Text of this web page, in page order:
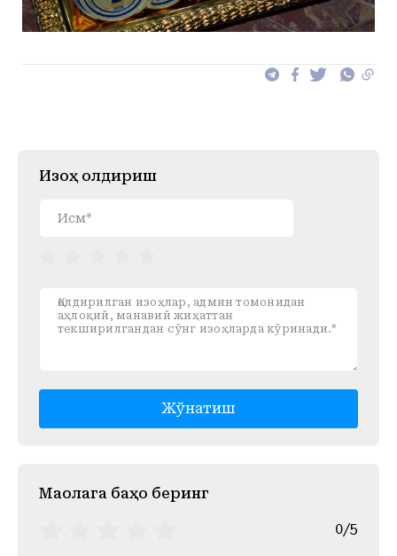
Изоҳ қолдириш
Жўнатиш
Mақолага баҳо беринг
0/5